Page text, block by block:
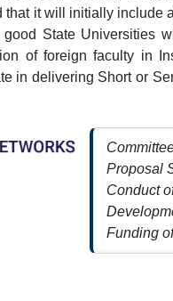
it will initially include
State Universities
of foreign faculty in
in delivering Short or
Proposal
Conduct
Funding